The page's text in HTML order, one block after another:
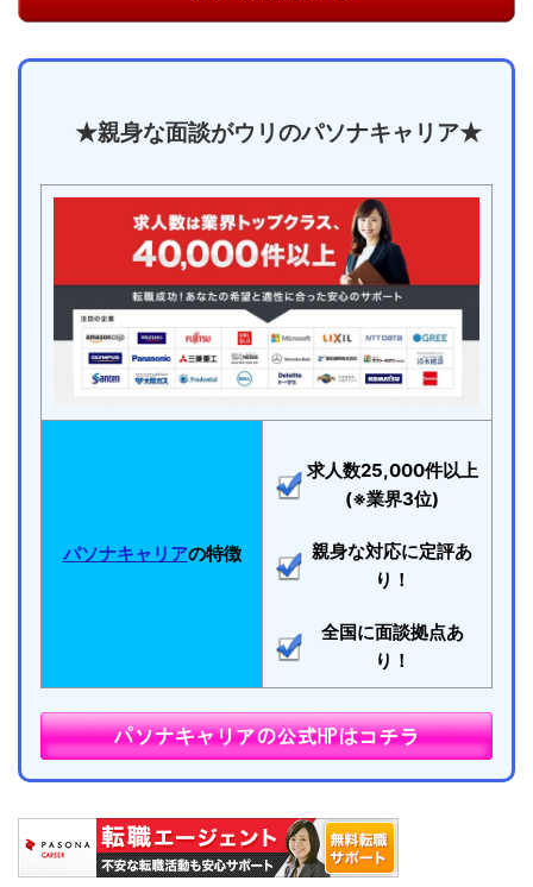
★親身な面談がウリのパソナキャリア★
パソナキャリアの特徴
求人数25,000件以上
(※業界3位)
親身な対応に定評あ
り！
全国に面談拠点あ
り！